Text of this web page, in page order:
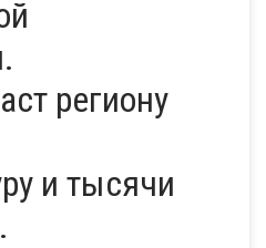
региону
и тысячи